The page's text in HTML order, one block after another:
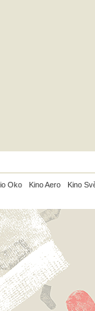
Oko Kino Aero Kino